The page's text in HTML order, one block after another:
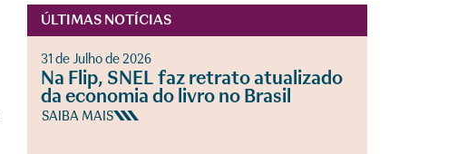
ÚLTIMAS NOTÍCIAS
31 de Julho de 2026
Na Flip, SNEL faz retrato atualizado
da economia do livro no Brasil
SAIBA MAIS